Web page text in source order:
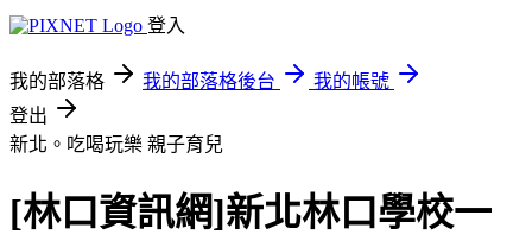
登入
我的部落格 我的部落格後台
我的帳號
登出
新北。吃喝玩樂 親子育兒
[林口資訊網]新北林口學校一